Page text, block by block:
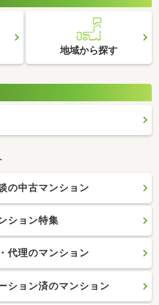
地域から探す
の中古マンション
ション特集
代理のマンション
ション済のマンション